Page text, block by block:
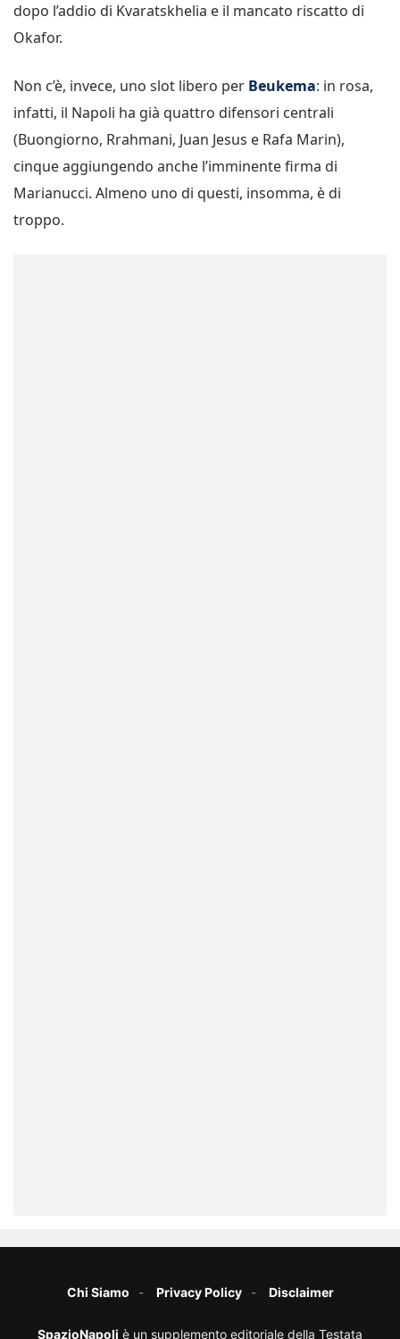
dopo l’addio di Kvaratskhelia e il mancato riscatto di
Okafor.
Non c’è, invece, uno slot libero per Beukema: in rosa,
infatti, il Napoli ha già quattro difensori centrali
(Buongiorno, Rrahmani, Juan Jesus e Rafa Marin),
cinque aggiungendo anche l’imminente firma di
Marianucci. Almeno uno di questi, insomma, è di
troppo.
Chi Siamo Privacy Policy Disclaimer
SpazioNapoli è un supplemento editoriale della Testata